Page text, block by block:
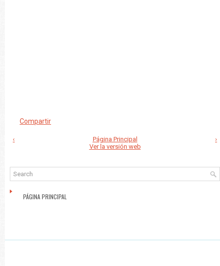
Compartir
‹ ›
Página Principal
Ver la versión web
PÁGINA PRINCIPAL